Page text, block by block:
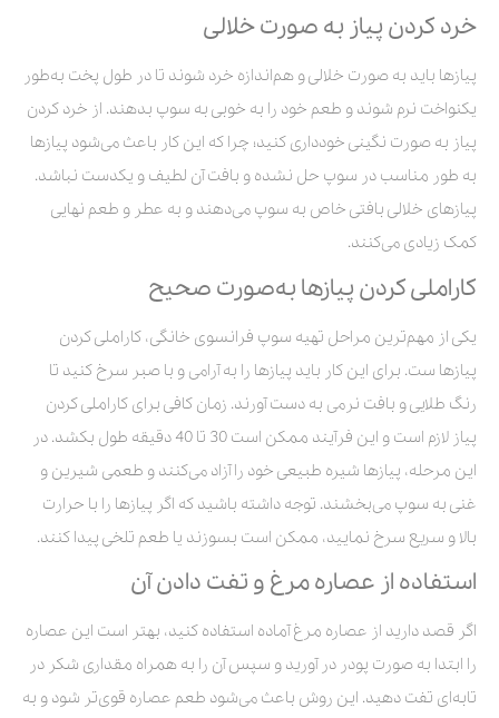
خرد کردن پیاز به صورت خلالی
پیازها باید به صورت خلالی و هم‌اندازه خرد شوند تا در طول پخت به‌طور
یکنواخت نرم شوند و طعم خود را به خوبی به سوپ بدهند. از خرد کردن
پیاز به صورت نگینی خودداری کنید؛ چرا که این کار باعث می‌شود پیازها
به طور مناسب در سوپ حل نشده و بافت آن لطیف و یکدست نباشد.
پیازهای خلالی بافتی خاص به سوپ می‌دهند و به عطر و طعم نهایی
کمک زیادی می‌کنند.
کاراملی کردن پیازها به‌صورت صحیح
یکی از مهم‌ترین مراحل تهیه سوپ فرانسوی خانگی، کاراملی کردن
پیازها ست. برای این کار باید پیازها را به آرامی و با صبر سرخ کنید تا
رنگ طلایی و بافت نرمی به دست آورند. زمان کافی برای کاراملی کردن
پیاز لازم است و این فرآیند ممکن است 30 تا 40 دقیقه طول بکشد. در
این مرحله، پیازها شیره طبیعی خود را آزاد می‌کنند و طعمی شیرین و
غنی به سوپ می‌بخشند. توجه داشته باشید که اگر پیازها را با حرارت
بالا و سریع سرخ نمایید، ممکن است بسوزند یا طعم تلخی پیدا کنند.
استفاده از عصاره مرغ و تفت دادن آن
اگر قصد دارید از عصاره مرغ آماده استفاده کنید، بهتر است این عصاره
را ابتدا به صورت پودر در آورید و سپس آن را به همراه مقداری شکر در
تابه‌ای تفت دهید. این روش باعث می‌شود طعم عصاره قوی‌تر شود و به